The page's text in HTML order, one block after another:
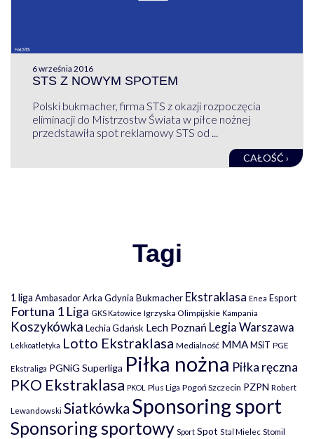
6 września 2016
STS Z NOWYM SPOTEM
Polski bukmacher, firma STS z okazji rozpoczęcia
eliminacji do Mistrzostw Świata w piłce nożnej
przedstawiła spot reklamowy STS od ...
CAŁOŚĆ ›
Tagi
1 liga Ambasador Arka Gdynia Bukmacher Ekstraklasa Enea Esport
Fortuna 1 Liga GKS Katowice Igrzyska Olimpijskie Kampania
Koszykówka Lechia Gdańsk Lech Poznań Legia Warszawa
Lekkoatletyka Lotto Ekstraklasa Medialność MMAMSiT PGE
Ekstraliga PGNiG Superliga Piłka nożna Piłka ręczna
PKO Ekstraklasa PKOL Plus Liga Pogoń Szczecin PZPN Robert
Lewandowski Siatkówka Sponsoring sport
Sponsoring sportowy Sport Spot Stal Mielec Stomil